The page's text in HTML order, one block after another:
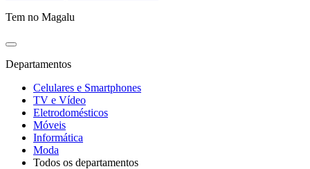
Tem no Magalu
Departamentos
Celulares e Smartphones
TV e Vídeo
Eletrodomésticos
Móveis
Informática
Moda
Todos os departamentos